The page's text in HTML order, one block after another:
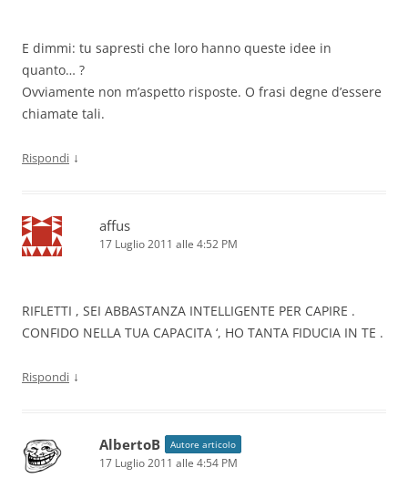
E dimmi: tu sapresti che loro hanno queste idee in
quanto… ?
Ovviamente non m’aspetto risposte. O frasi degne d’essere
chiamate tali.
Rispondi ↓
affus
17 Luglio 2011 alle 4:52 PM
RIFLETTI , SEI ABBASTANZA INTELLIGENTE PER CAPIRE .
CONFIDO NELLA TUA CAPACITA ‘, HO TANTA FIDUCIA IN TE .
Rispondi ↓
AlbertoB Autore articolo
17 Luglio 2011 alle 4:54 PM